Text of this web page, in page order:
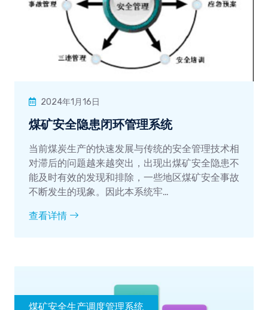
2024年1月16日
煤矿安全隐患闭环管理系统
当前煤炭生产的快速发展与传统的安全管理技术相
对滞后的问题越来越突出，出现出煤矿安全隐患不
能及时有效的发现和排除，一些地区煤矿安全事故
不断发生的现象。因此本系统牢…
查看详情
煤矿安全生产调度管理系统